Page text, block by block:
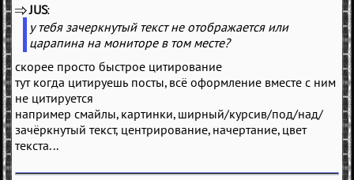
JUS
у тебя зачеркнутый текст не отображается или
царапина на мониторе в том месте?
скорее просто быстрое цитирование
тут когда цитируешь посты, всё оформление вместе с ним
не цитируется
например смайлы, картинки, ширный/курсив/под/над/
зачёркнутый текст, центрирование, начертание, цвет
текста...